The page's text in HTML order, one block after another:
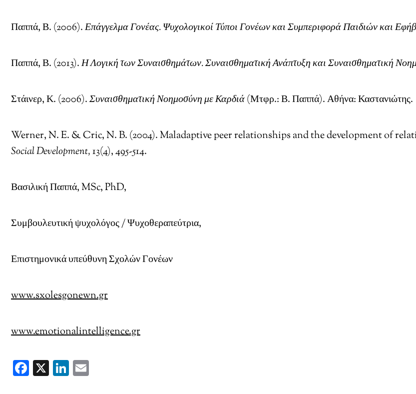
Παππά, Β. (2006).Επάγγελμα Γονέας. Ψυχολογικοί Τύποι Γονέων και Συμπεριφορά Παιδιών και
Παππά, Β. (2013).Η Λογική των Συναισθημάτων. Συναισθηματική Ανάπτυξη και Συναισθηματική
Στάινερ, Κ. (2006).Συναισθηματική Νοημοσύνη με Καρδιά(Μτφρ.: Β. Παππά). Αθήνα: Καστανιώτης.
Werner, N. E. & Cric, N. B. (2004). Maladaptive peer relationships and the development of
Social Development,13(4), 495-514.
Βασιλική Παππά, MSc, PhD,
Συμβουλευτική ψυχολόγος / Ψυχοθεραπεύτρια,
Επιστημονικά υπεύθυνη Σχολών Γονέων
www.sxolesgonewn.gr
www.emotionalintelligence.gr
F
ac
X Li
n